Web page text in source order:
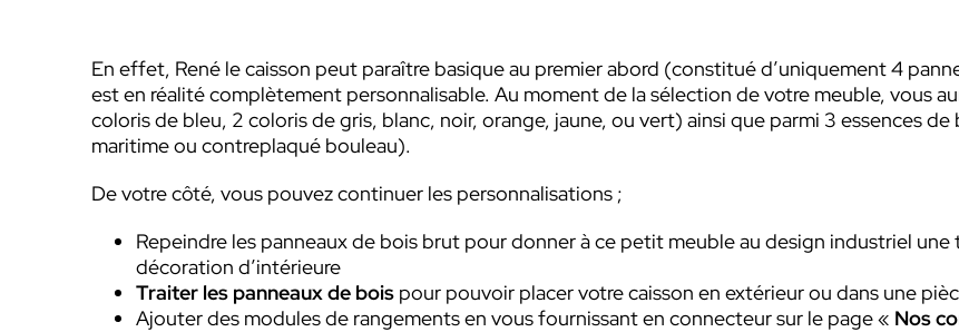
En effet, René le caisson peut paraître basique au premier abord (constitué d’uniquement 4
est en réalité complètement personnalisable. Au moment de la sélection de votre meuble, vous
coloris de bleu, 2 coloris de gris, blanc, noir, orange, jaune, ou vert) ainsi que parmi 3 essences
maritime ou contreplaqué bouleau).
De votre côté, vous pouvez continuer les personnalisations ;
Repeindre les panneaux de bois brut pour donner à ce petit meuble au design industriel
décoration d’intérieure
Traiter les panneaux de bois pour pouvoir placer votre caisson en extérieur ou dans une
Ajouter des modules de rangements en vous fournissant en connecteur sur le page « Nos